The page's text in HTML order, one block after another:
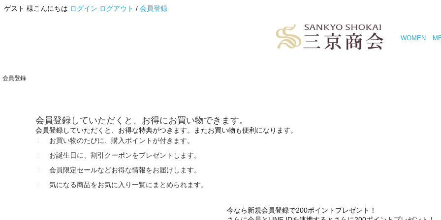
ゲスト 様こんにちは ログイン ログアウト / 会員登録
WOMEN
会員登録
会員登録していただくと、お得にお買い物できます。
会員登録していただくと、お得な特典がつきます。またお買い物も便利になります。
お買い物のたびに、購入ポイントが付きます。
お誕生日に、割引クーポンをプレゼントします。
会員限定セールなどお得な情報をお届けします。
気になる商品をお気に入り一覧にまとめられます。
今なら新規会員登録で200ポイントプレゼント！